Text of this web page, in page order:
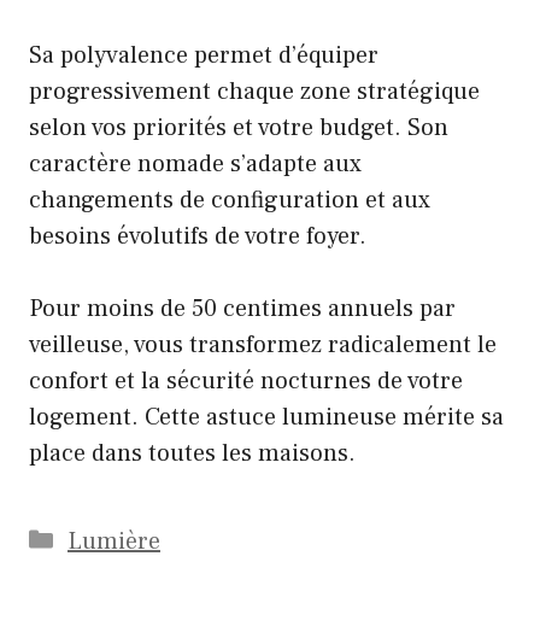
Sa polyvalence permet d’équiper
progressivement chaque zone stratégique
selon vos priorités et votre budget. Son
caractère nomade s’adapte aux
changements de configuration et aux
besoins évolutifs de votre foyer.
Pour moins de 50 centimes annuels par
veilleuse, vous transformez radicalement le
confort et la sécurité nocturnes de votre
logement. Cette astuce lumineuse mérite sa
place dans toutes les maisons.
Catégories
Lumière